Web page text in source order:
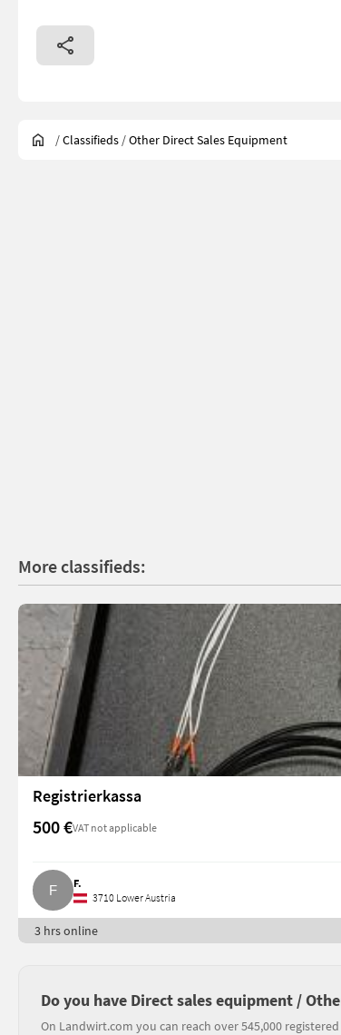
/Classifieds /Other Direct Sales Equipment
More classifieds:
Registrierkassa
500 €VAT not applicable
F.
3710 Lower Austria
3 hrs online
Do you have Direct sales equipment /
On Landwirt.com you can reach over 545,000